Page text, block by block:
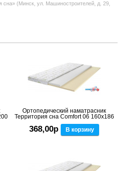
(Минск, ул. Машиностроителей, д. 29,
Ортопедический наматрасник
Территория сна Comfort 06 160x186
368,00р В корзину